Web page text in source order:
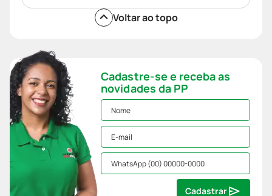
Voltar ao topo
Cadastre-se e receba as
novidades da PP
Cadastrar